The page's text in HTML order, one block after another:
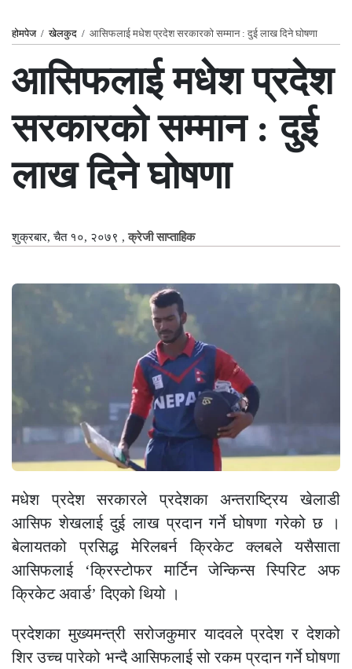
होमपेज/खेलकुद / आसिफलाई मधेश प्रदेश सरकारको सम्मान : दुई लाख दिने घोषणा
आसिफलाई मधेश प्रदेश
सरकारको सम्मान : दुई
लाख दिने घोषणा
शुक्रबार, चैत १०, २०७९ ,क्रेजी साप्ताहिक
मधेश प्रदेश सरकारले प्रदेशका अन्तराष्ट्रिय खेलाडी
आसिफ शेखलाई दुई लाख प्रदान गर्ने घोषणा गरेको छ ।
बेलायतको प्रसिद्ध मेरिलबर्न क्रिकेट क्लबले यसैसाता
आसिफलाई ‘क्रिस्टोफर मार्टिन जेन्किन्स स्पिरिट अफ
क्रिकेट अवार्ड’ दिएको थियो ।
प्रदेशका मुख्यमन्त्री सरोजकुमार यादवले प्रदेश र देशको
शिर उच्च पारेको भन्दै आसिफलाई सो रकम प्रदान गर्ने घोषणा